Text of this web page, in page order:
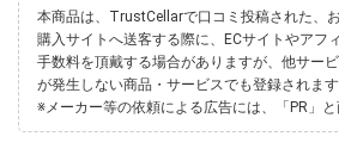
本商品は、TrustCellarで口コミ投稿された、
購入サイトへ送客する際に、ECサイトやアフ
手数料を頂戴する場合がありますが、他サー
が発生しない商品・サービスでも登録されます
※メーカー等の依頼による広告には、「PR」と